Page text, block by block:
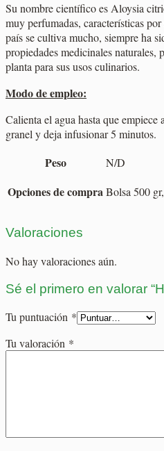
Su nombre científico es Aloysia
muy perfumadas, características
país se cultiva mucho, siempre ha
propiedades medicinales naturales,
planta para sus usos culinarios.
Modo de empleo:
Calienta el agua hasta que
granel y deja infusionar 5 minutos.
Peso N/D
Opciones de compraBolsa 500
Valoraciones
No hay valoraciones aún.
Sé el primero en valorar
Tu puntuación *
Tu valoración *